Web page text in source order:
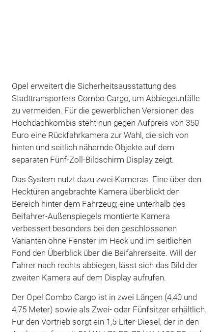
Opel erweitert die Sicherheitsausstattung des
Stadttransporters Combo Cargo, um Abbiegeunfälle
zu vermeiden. Für die gewerblichen Versionen des
Hochdachkombis steht nun gegen Aufpreis von 350
Euro eine Rückfahrkamera zur Wahl, die sich von
hinten und seitlich nähernde Objekte auf dem
separaten Fünf-Zoll-Bildschirm Display zeigt.
Das System nutzt dazu zwei Kameras. Eine über den
Hecktüren angebrachte Kamera überblickt den
Bereich hinter dem Fahrzeug; eine unterhalb des
Beifahrer-Außenspiegels montierte Kamera
verbessert besonders bei den geschlossenen
Varianten ohne Fenster im Heck und im seitlichen
Fond den Überblick über die Beifahrerseite. Will der
Fahrer nach rechts abbiegen, lässt sich das Bild der
zweiten Kamera auf dem Display aufrufen.
Der Opel Combo Cargo ist in zwei Längen (4,40 und
4,75 Meter) sowie als Zwei- oder Fünfsitzer erhältlich.
Für den Vortrieb sorgt ein 1,5-Liter-Diesel, der in den